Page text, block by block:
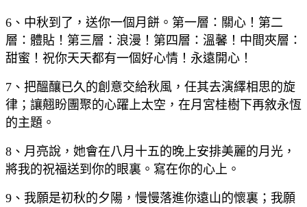
6、中秋到了，送你一個月餅。第一層：關心！第二
層：體貼！第三層：浪漫！第四層：溫馨！中間夾層：
甜蜜！祝你天天都有一個好心情！永遠開心！
7、把醞釀已久的創意交給秋風，任其去演繹相思的旋
律；讓翹盼團聚的心躍上太空，在月宮桂樹下再敘永恆
的主題。
8、月亮說，她會在八月十五的晚上安排美麗的月光，
將我的祝福送到你的眼裏。寫在你的心上。
9、我願是初秋的夕陽，慢慢落進你遠山的懷裏；我願